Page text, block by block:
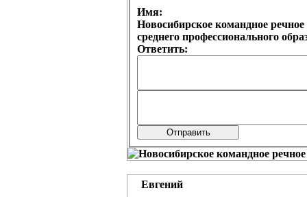
Имя:
Новосибирское командное
среднего профессионального
Ответить:
Евгений